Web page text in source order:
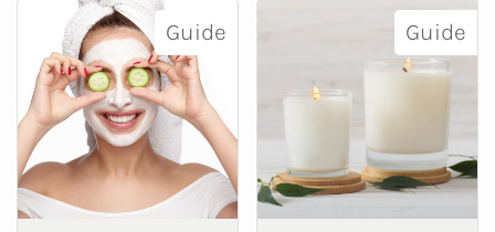
Guide Guide